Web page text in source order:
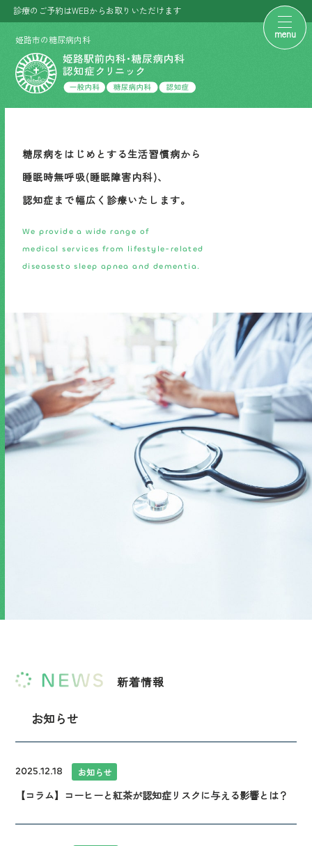
診療のご予約はWEBからお取りいただけます
姫路市の糖尿病内科
toggle
糖尿病をはじめとする生活習慣病から
睡眠時無呼吸(睡眠障害内科)、
認知症まで幅広く診療いたします。
We provide a wide range of
medical services from lifestyle-related
diseasesto sleep apnea and dementia.
新着情報
お知らせ
2025.12.18 お知らせ
【コラム】コーヒーと紅茶が認知症リスクに与える影響とは？